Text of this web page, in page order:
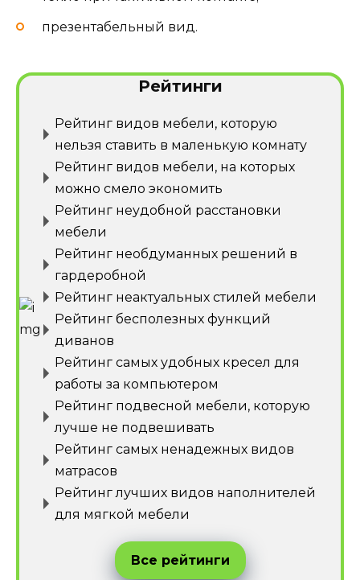
презентабельный вид.
Рейтинги
Рейтинг видов мебели, которую
нельзя ставить в маленькую комнату
Рейтинг видов мебели, на которых
можно смело экономить
Рейтинг неудобной расстановки
мебели
Рейтинг необдуманных решений в
гардеробной
Рейтинг неактуальных стилей мебели
Рейтинг бесполезных функций
диванов
Рейтинг самых удобных кресел для
работы за компьютером
Рейтинг подвесной мебели, которую
лучше не подвешивать
Рейтинг самых ненадежных видов
матрасов
Рейтинг лучших видов наполнителей
для мягкой мебели
Все рейтинги